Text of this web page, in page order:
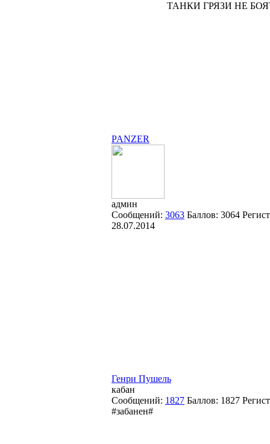
ТАНКИ ГРЯЗИ НЕ
PANZER
админ
Сообщений: 3063 Баллов: 3064
28.07.2014
Генри Пушель
кабан
Сообщений: 1827 Баллов: 1827
#забанен#